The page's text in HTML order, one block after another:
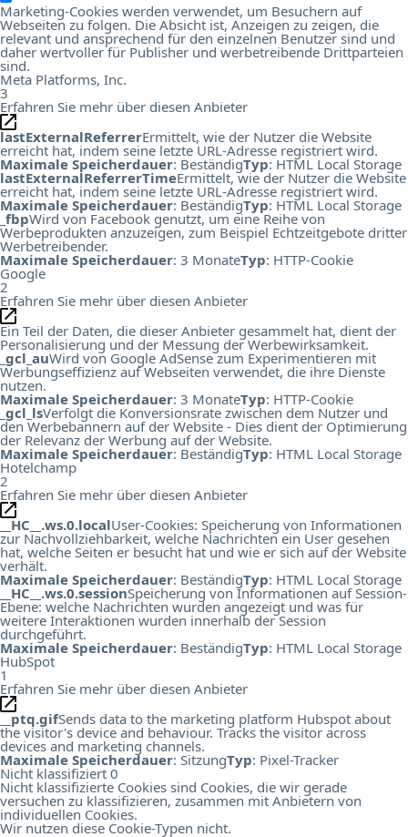
Marketing-Cookies werden verwendet, um Besuchern auf
Webseiten zu folgen. Die Absicht ist, Anzeigen zu zeigen, die
relevant und ansprechend für den einzelnen Benutzer sind und
daher wertvoller für Publisher und werbetreibende Drittparteien
sind.
Meta Platforms, Inc.
3
Erfahren Sie mehr über diesen Anbieter
lastExternalReferrerErmittelt, wie der Nutzer die Website
erreicht hat, indem seine letzte URL-Adresse registriert wird.
Maximale Speicherdauer: BeständigTyp: HTML Local Storage
lastExternalReferrerTimeErmittelt, wie der Nutzer die Website
erreicht hat, indem seine letzte URL-Adresse registriert wird.
Maximale Speicherdauer: BeständigTyp: HTML Local Storage
_fbpWird von Facebook genutzt, um eine Reihe von
Werbeprodukten anzuzeigen, zum Beispiel Echtzeitgebote dritter
Werbetreibender.
Maximale Speicherdauer: 3 MonateTyp: HTTP-Cookie
Google
2
Erfahren Sie mehr über diesen Anbieter
Ein Teil der Daten, die dieser Anbieter gesammelt hat, dient der
Personalisierung und der Messung der Werbewirksamkeit.
_gcl_auWird von Google AdSense zum Experimentieren mit
Werbungseffizienz auf Webseiten verwendet, die ihre Dienste
nutzen.
Maximale Speicherdauer: 3 MonateTyp: HTTP-Cookie
_gcl_lsVerfolgt die Konversionsrate zwischen dem Nutzer und
den Werbebannern auf der Website - Dies dient der Optimierung
der Relevanz der Werbung auf der Website.
Maximale Speicherdauer: BeständigTyp: HTML Local Storage
Hotelchamp
2
Erfahren Sie mehr über diesen Anbieter
__HC__.ws.0.localUser-Cookies: Speicherung von Informationen
zur Nachvollziehbarkeit, welche Nachrichten ein User gesehen
hat, welche Seiten er besucht hat und wie er sich auf der Website
verhält.
Maximale Speicherdauer: BeständigTyp: HTML Local Storage
__HC__.ws.0.sessionSpeicherung von Informationen auf Session-
Ebene: welche Nachrichten wurden angezeigt und was für
weitere Interaktionen wurden innerhalb der Session
durchgeführt.
Maximale Speicherdauer: BeständigTyp: HTML Local Storage
HubSpot
1
Erfahren Sie mehr über diesen Anbieter
__ptq.gifSends data to the marketing platform Hubspot about
the visitor's device and behaviour. Tracks the visitor across
devices and marketing channels.
Maximale Speicherdauer: SitzungTyp: Pixel-Tracker
Nicht klassifiziert 0
Nicht klassifizierte Cookies sind Cookies, die wir gerade
versuchen zu klassifizieren, zusammen mit Anbietern von
individuellen Cookies.
Wir nutzen diese Cookie-Typen nicht.